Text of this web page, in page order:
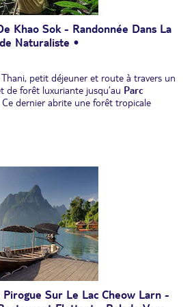
Khao Sok - Randonnée Dans La
Naturaliste •
petit déjeuner et route à travers un
de forêt luxuriante jusqu’au Parc
Ce dernier abrite une forêt tropicale
cette forêt primaire, l'une des plus
notamment des macaques, des ours et
sauvages.
de la flore et de la faune
spécialiste du parc (en plus de votre guide
donner toutes les informations et
dans les cascades.
l’hôtel.
baskets montantes recommandées.
pas faire cette randonnée, ils peuvent
sauvage de l'hôtel et de sa piscine.
Sur Le Lac Cheow Larn -